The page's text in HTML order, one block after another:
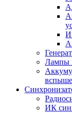
Лампы
ИК